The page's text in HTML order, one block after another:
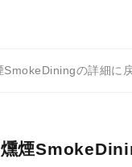
SmokeDiningの詳細に
煙